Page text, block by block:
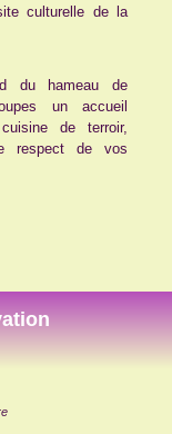
culturelle de la
du hameau de
un accueil
de terroir,
respect de vos